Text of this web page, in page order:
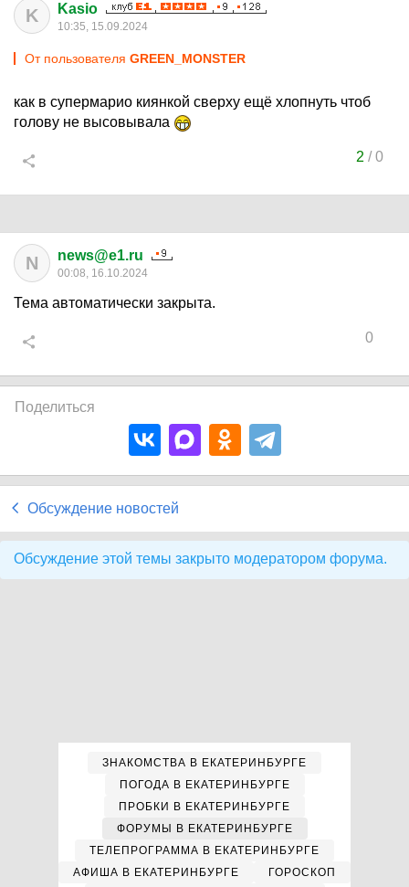
K Kasio
10:35, 15.09.2024
От пользователя GREEN_MONSTER
как в супермарио киянкой сверху ещё хлопнуть чтоб
голову не высовывала
2 /0
N news@e1.ru
00:08, 16.10.2024
Тема автоматически закрыта.
0
Поделиться
Обсуждение новостей
Обсуждение этой темы закрыто модератором форума.
ЗНАКОМСТВА В ЕКАТЕРИНБУРГЕ
ПОГОДА В ЕКАТЕРИНБУРГЕ
ПРОБКИ В ЕКАТЕРИНБУРГЕ
ФОРУМЫ В ЕКАТЕРИНБУРГЕ
ТЕЛЕПРОГРАММА В ЕКАТЕРИНБУРГЕ
АФИША В ЕКАТЕРИНБУРГЕ
ГОРОСКОП